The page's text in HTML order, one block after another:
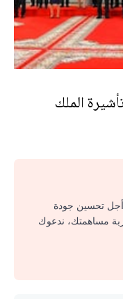
الملك
أجل تحسين جودة
مساهمتك، ندعوك